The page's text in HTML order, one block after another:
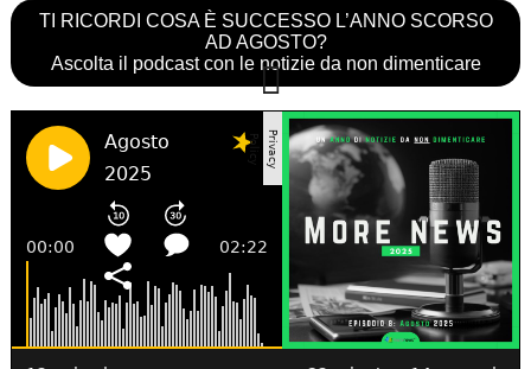
TI RICORDI COSA È SUCCESSO L’ANNO SCORSO
AD AGOSTO?
Ascolta il podcast con le notizie da non dimenticare